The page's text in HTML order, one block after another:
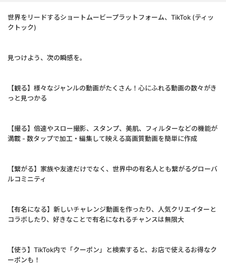
世界をリードするショートムービープラットフォーム、TikTok (ティッ
クトック)
見つけよう、次の瞬感を。
【観る】様々なジャンルの動画がたくさん！心にふれる動画の数々がき
っと見つかる
【撮る】倍速やスロー撮影、スタンプ、美肌、フィルターなどの機能が
満載 - 数タップで加工・編集して映える高画質動画を簡単に作成
【繋がる】家族や友達だけでなく、世界中の有名人とも繋がるグローバ
ルコミニティ
【有名になる】新しいチャレンジ動画を作ったり、人気クリエイターと
コラボしたり、好きなことで有名になれるチャンスは無限大
【使う】TikTok内で「クーポン」と検索すると、お店で使えるお得なク
ーポンも！